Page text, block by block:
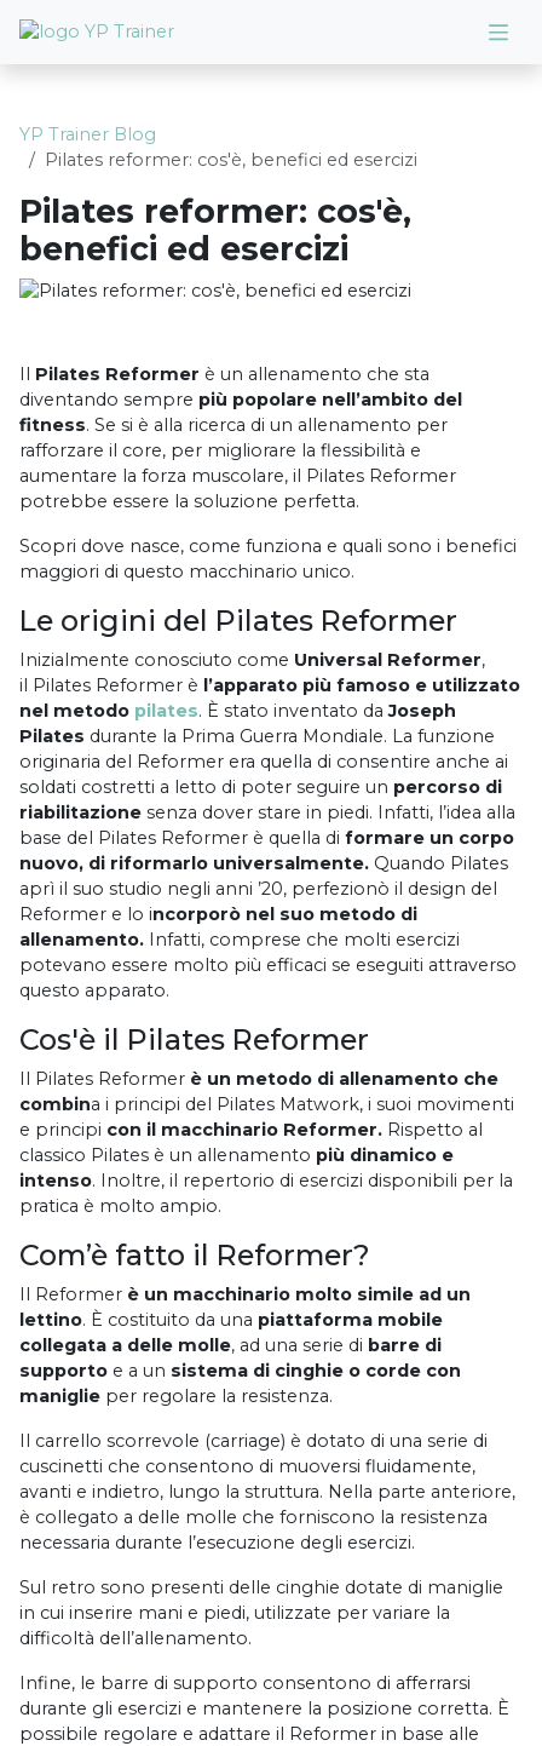
YP Trainer Blog
Pilates reformer: cos'è, benefici ed esercizi
Pilates reformer: cos'è,
benefici ed esercizi
Il Pilates Reformer è un allenamento che sta
diventando sempre più popolare nell’ambito del
fitness. Se si è alla ricerca di un allenamento per
rafforzare il core, per migliorare la flessibilità e
aumentare la forza muscolare, il Pilates Reformer
potrebbe essere la soluzione perfetta.
Scopri dove nasce, come funziona e quali sono i benefici
maggiori di questo macchinario unico.
Le origini del Pilates Reformer
Inizialmente conosciuto come Universal Reformer,
il Pilates Reformer è l’apparato più famoso e utilizzato
nel metodo pilates. È stato inventato daJoseph
Pilates durante la Prima Guerra Mondiale. La funzione
originaria del Reformer era quella di consentire anche ai
soldati costretti a letto di poter seguire un percorso di
riabilitazione senza dover stare in piedi. Infatti, l’idea alla
base del Pilates Reformer è quella di formare un corpo
nuovo, di riformarlo universalmente. Quando Pilates
aprì il suo studio negli anni ’20, perfezionò il design del
Reformer e lo incorporò nel suo metodo di
allenamento. Infatti, comprese che molti esercizi
potevano essere molto più efficaci se eseguiti attraverso
questo apparato.
Cos'è il Pilates Reformer
Il Pilates Reformer è un metodo di allenamento che
combina i principi del Pilates Matwork, i suoi movimenti
e principi con il macchinario Reformer. Rispetto al
classico Pilates è un allenamento più dinamico e
intenso. Inoltre, il repertorio di esercizi disponibili per la
pratica è molto ampio.
Com’è fatto il Reformer?
Il Reformer è un macchinario molto simile ad un
lettino. È costituito da una piattaforma mobile
collegata a delle molle, ad una serie di barre di
supporto e a un sistema di cinghie o corde con
maniglie per regolare la resistenza.
Il carrello scorrevole (carriage) è dotato di una serie di
cuscinetti che consentono di muoversi fluidamente,
avanti e indietro, lungo la struttura. Nella parte anteriore,
è collegato a delle molle che forniscono la resistenza
necessaria durante l’esecuzione degli esercizi.
Sul retro sono presenti delle cinghie dotate di maniglie
in cui inserire mani e piedi, utilizzate per variare la
difficoltà dell’allenamento.
Infine, le barre di supporto consentono di afferrarsi
durante gli esercizi e mantenere la posizione corretta. È
possibile regolare e adattare il Reformer in base alle